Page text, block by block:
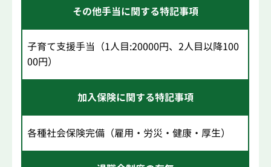
その他手当に関する特記事項
子育て支援手当（1人目:20000円、2人目以降100
00円）
加入保険に関する特記事項
各種社会保険完備（雇用・労災・健康・厚生）